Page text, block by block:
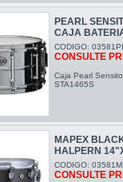
PEARL
CAJA
CODIGO:
CONSULTE
Caja Pearl
STA1465S
MAPEX
HALPERN
CODIGO:
CONSULTE